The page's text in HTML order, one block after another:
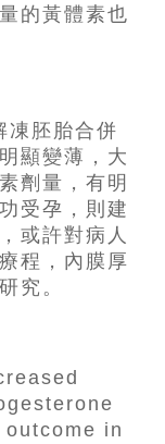
的黃體素也
凍胚胎合併
顯變薄，大
劑量，有明
受孕，則建
或許對病人
程，內膜厚
究。
in